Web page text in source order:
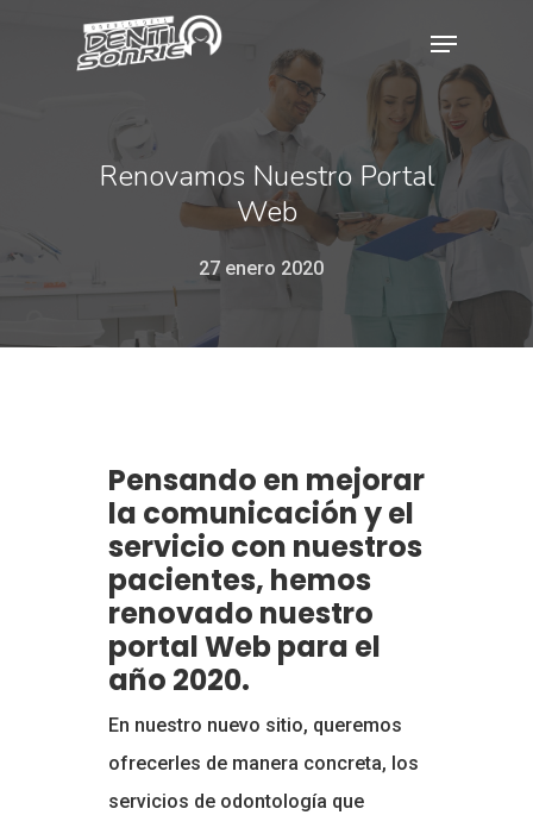
Hit enter to search or ESC to close
Renovamos Nuestro Portal
Web
27 enero 2020
Pensando en mejorar
la comunicación y el
servicio con nuestros
pacientes, hemos
renovado nuestro
portal Web para el
año 2020.
En nuestro nuevo sitio, queremos
ofrecerles de manera concreta, los
servicios de odontología que